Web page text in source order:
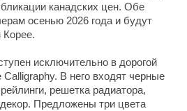
канадских цен. Обе
осенью 2026 года и будут
исключительно в дорогой
В него входят черные
решетка радиатора,
Предложены три цвета